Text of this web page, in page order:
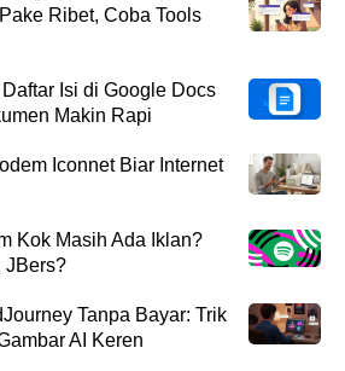
Ribet, Coba Tools
Isi di Google Docs
Makin Rapi
Iconnet Biar Internet
Kok Masih Ada Iklan?
JBers?
Tanpa Bayar: Trik
AI Keren